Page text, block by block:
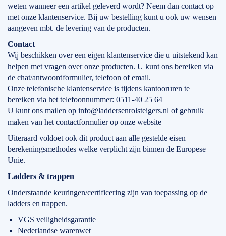
weten wanneer een artikel geleverd wordt? Neem dan contact op
met onze klantenservice. Bij uw bestelling kunt u ook uw wensen
aangeven mbt. de levering van de producten.
Contact
Wij beschikken over een eigen klantenservice die u uitstekend kan
helpen met vragen over onze producten. U kunt ons bereiken via
de chat/antwoordformulier, telefoon of email.
Onze telefonische klantenservice is tijdens kantooruren te
bereiken via het telefoonnummer: 0511-40 25 64
U kunt ons mailen op info@laddersenrolsteigers.nl of gebruik
maken van het contactformulier op onze website
Uiteraard voldoet ook dit product aan alle gestelde eisen
berekeningsmethodes welke verplicht zijn binnen de Europese
Unie.
Ladders & trappen
Onderstaande keuringen/certificering zijn van toepassing op de
ladders en trappen.
VGS veiligheidsgarantie
Nederlandse warenwet